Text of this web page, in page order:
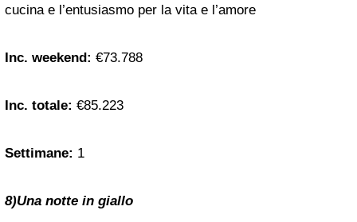
cucina e l’entusiasmo per la vita e l’amore
Inc. weekend: €73.788
Inc. totale: €85.223
Settimane: 1
8)Una notte in giallo